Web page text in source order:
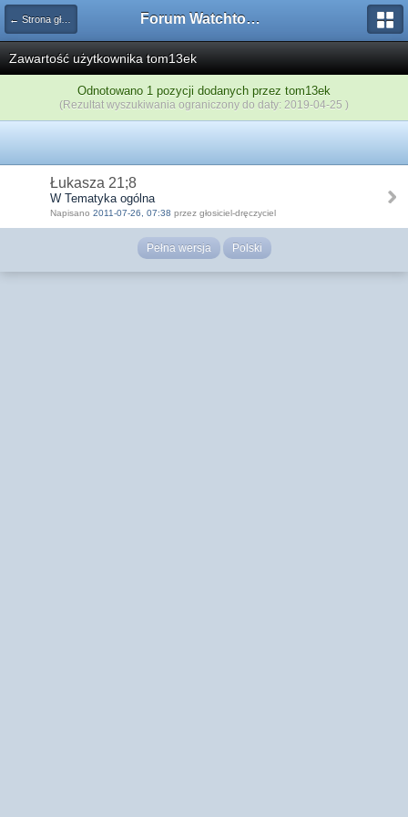
← Strona główna Forum Watchtower
Zawartość użytkownika tom13ek
Odnotowano 1 pozycji dodanych przez tom13ek
(Rezultat wyszukiwania ograniczony do daty: 2019-04-25 )
Łukasza 21;8
W Tematyka ogólna
Napisano 2011-07-26, 07:38 przez głosiciel-dręczyciel
Pełna wersja Polski